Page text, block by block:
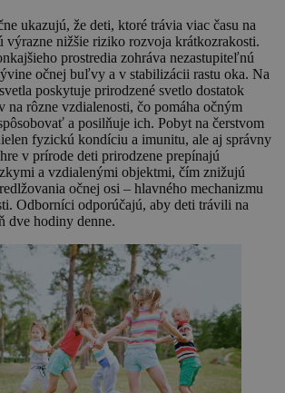
ukazujú, že deti, ktoré trávia viac času na
výrazne nižšie riziko rozvoja krátkozrakosti.
prostredia zohráva nezastupiteľnú
očnej buľvy a v stabilizácii rastu oka. Na
poskytuje prirodzené svetlo dostatok
na rôzne vzdialenosti, čo pomáha očným
a posilňuje ich. Pobyt na čerstvom
fyzickú kondíciu a imunitu, ale aj správny
v prírode deti prirodzene prepínajú
a vzdialenými objektmi, čím znižujú
očnej osi – hlavného mechanizmu
Odborníci odporúčajú, aby deti trávili na
dve hodiny denne.